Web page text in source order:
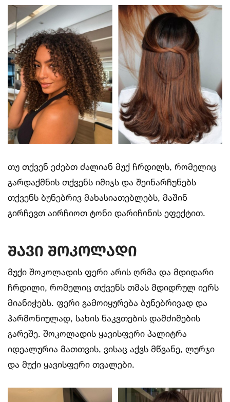
თუ თქვენ ეძებთ ძალიან მუქ ჩრდილს, რომელიც
გარდაქმნის თქვენს იმიჯს და შეინარჩუნებს
თქვენს ბუნებრივ მახასიათებლებს, მაშინ
გირჩევთ აირჩიოთ ტონი დარიჩინის ეფექტით.
შავი შოკოლადი
მუქი შოკოლადის ფერი არის ღრმა და მდიდარი
ჩრდილი, რომელიც თქვენს თმას მდიდრულ იერს
მიანიჭებს. ფერი გამოიყურება ბუნებრივად და
ჰარმონიულად, სახის ნაკვთების დამძიმების
გარეშე. შოკოლადის ყავისფერი პალიტრა
იდეალურია მათთვის, ვისაც აქვს მწვანე, ლურჯი
და მუქი ყავისფერი თვალები.